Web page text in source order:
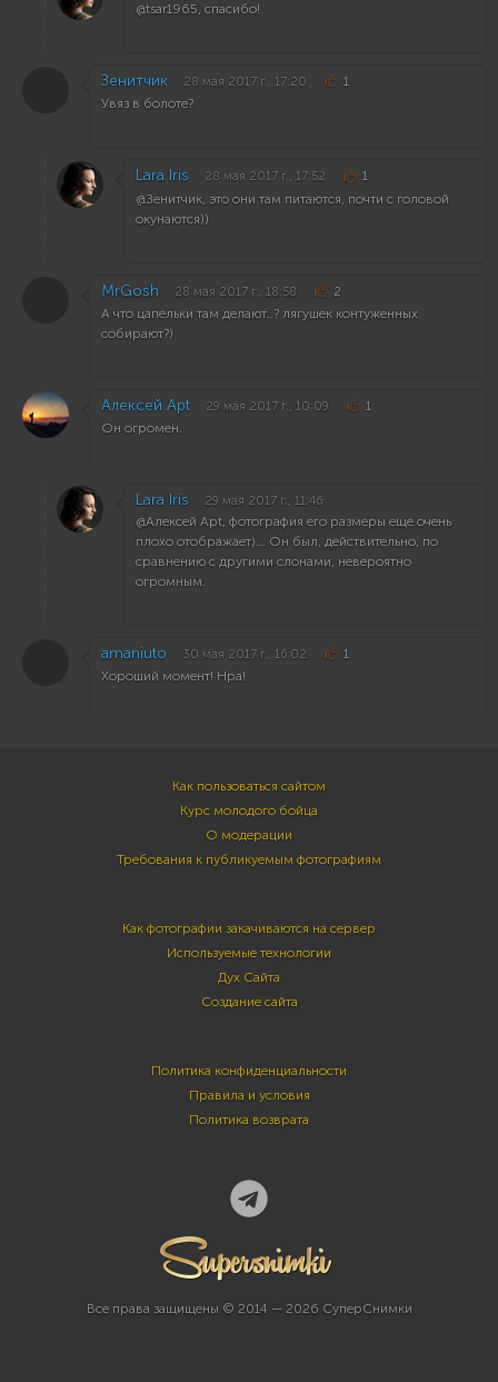
@tsar1965, спасибо!
Зенитчик 28 мая 2017 г., 17:20 1
Увяз в болоте?
Lara Iris 28 мая 2017 г., 17:52 1
@Зенитчик, это они там питаются, почти с головой
окунаются))
MrGosh 28 мая 2017 г., 18:58 2
А что цапельки там делают..? лягушек контуженных
собирают?)
Алексей Apt 29 мая 2017 г., 10:09 1
Он огромен.
Lara Iris 29 мая 2017 г., 11:46
@Алексей Apt, фотография его размеры еще очень
плохо отображает)... Он был, действительно, по
сравнению с другими слонами, невероятно
огромным.
amaniuto 30 мая 2017 г., 16:02 1
Хороший момент! Нра!
Как пользоваться сайтом
Курс молодого бойца
О модерации
Требования к публикуемым фотографиям
Как фотографии закачиваются на сервер
Используемые технологии
Дух Сайта
Создание сайта
Политика конфиденциальности
Правила и условия
Политика возврата
Все права защищены © 2014 — 2026 СуперСнимки